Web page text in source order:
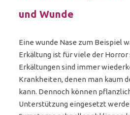
und Wunde
Eine wunde Nase zum Beispiel
Erkältung ist für viele der Horror
Erkältungen sind immer
Krankheiten, denen man kaum
kann. Dennoch können
Unterstützung eingesetzt